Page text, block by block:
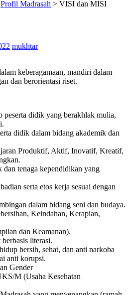
Profil Madrasah > VISI dan MISI
mukhtar
keberagamaan, mandiri dalam
dan berorientasi riset.
peserta didik yang berakhlak mulia,
didik dalam bidang akademik dan
Produktif, Aktif, Inovatif, Kreatif,
tenaga kependidikan yang
serta etos kerja sesuai dengan
dalam bidang seni dan budaya.
Keindahan, Kerapian,
dan Keamanan).
literasi.
bersih, sehat, dan anti narkoba
anti korupsi.
Gender
M (Usaha Kesehatan